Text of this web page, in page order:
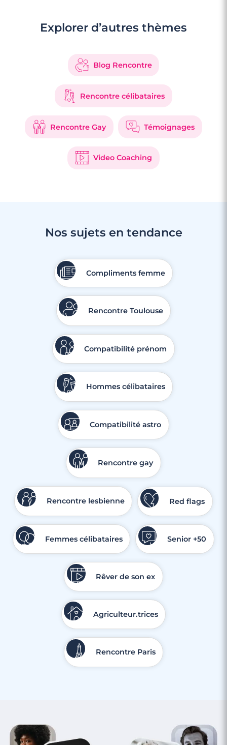
Rencontre à Creutzwald
3 minutes
Rencontre à Yutz
Rencontre à Fameck
Explorer d’autres thèmes
Blog Rencontre
Rencontre célibataires
Rencontre Gay Témoignages
Video Coaching
Nos sujets en tendance
Compliments femme
Rencontre Toulouse
Compatibilité prénom
Hommes célibataires
Compatibilité astro
Rencontre gay
Rencontre lesbienne Red flags
Femmes célibataires Senior +50
Rêver de son ex
Agriculteur.trices
Rencontre Paris